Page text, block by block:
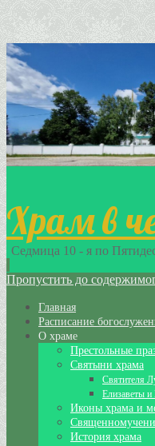
Храм в
Седмица 10 - я по
Пропустить до
Главная
Расписание
О храме
Престольные
Святыни храма
Святителя
Елизаветы
Иконы храма и
История храма